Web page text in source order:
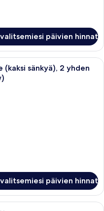
päivien hinnat
jossa on sänky,
sänkyä), 2 yhden
päivien hinnat
jossa on sänky,